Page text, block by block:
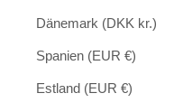
Dänemark (DKK kr.)
Spanien (EUR €)
Estland (EUR €)